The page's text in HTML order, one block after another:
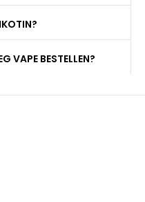
VAPE BESTELLEN?